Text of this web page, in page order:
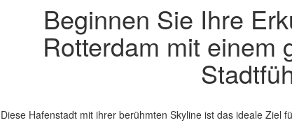
Beginnen Sie Ihre
Rotterdam mit einem
Diese Hafenstadt mit ihrer berühmten Skyline ist das ideale Ziel